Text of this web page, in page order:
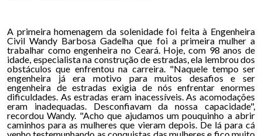
A primeira homenagem da solenidade foi feita à Engenheira
Civil Wandy Barbosa Gadelha que foi a primeira mulher a
trabalhar como engenheira no Ceará. Hoje, com 98 anos de
idade, especialista na construção de estradas, ela lembrou dos
obstáculos que enfrentou na carreira. "Naquele tempo ser
engenheira já era motivo para muitos desafios e ser
engenheira de estradas exigia de nós enfrentar enormes
dificuldades. As estradas eram inacessíveis. As acomodações
eram inadequadas. Desconfiavam da nossa capacidade",
recordou Wandy. "Acho que ajudamos um pouquinho a abrir
caminhos para as mulheres que vieram depois. De lá para cá